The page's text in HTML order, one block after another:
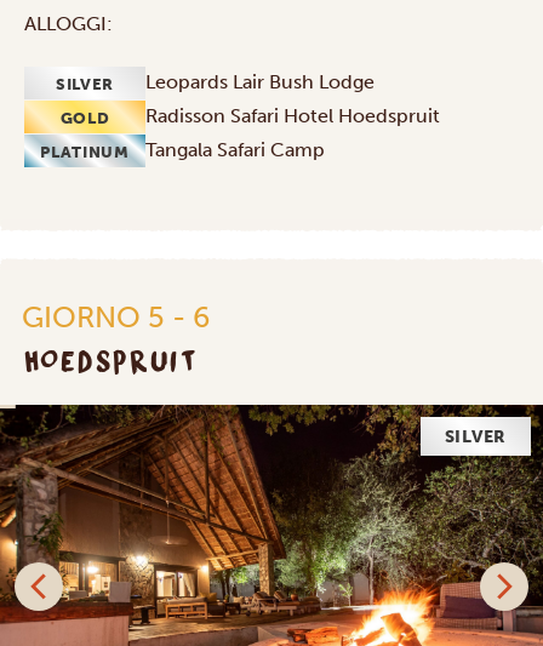
ALLOGGI:
SILVER Leopards Lair Bush Lodge
GOLD Radisson Safari Hotel Hoedspruit
PLATINUM Tangala Safari Camp
GIORNO 5 - 6
HOEDSPRUIT
SILVER